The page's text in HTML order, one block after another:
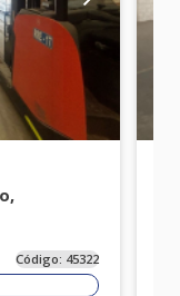
Código: 45322